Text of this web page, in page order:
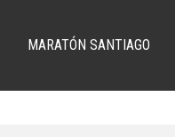
MARATÓN SANTIAGO